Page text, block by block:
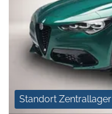
Standort Zentrallager